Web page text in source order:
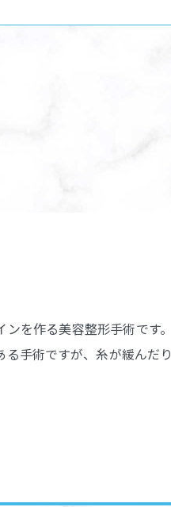
を作る美容整形手術です。
手術ですが、糸が緩んだり